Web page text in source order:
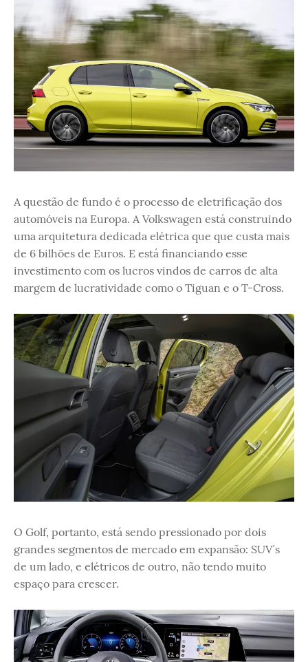
A questão de fundo é o processo de eletrificação dos
automóveis na Europa. A Volkswagen está construindo
uma arquitetura dedicada elétrica que que custa mais
de 6 bilhões de Euros. E está financiando esse
investimento com os lucros vindos de carros de alta
margem de lucratividade como o Tiguan e o T-Cross.
O Golf, portanto, está sendo pressionado por dois
grandes segmentos de mercado em expansão: SUV´s
de um lado, e elétricos de outro, não tendo muito
espaço para crescer.